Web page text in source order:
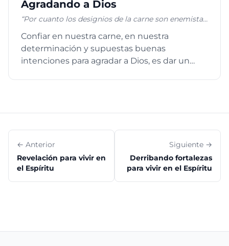
Agradando a Dios
“Por cuanto los designios de la carne son enemistad
tampoco pueden; y los que viven según la carne no
pueden agradar a Dios. Mas vosotros no vivís según
la carne, sino según el Espíritu, si es que el Espíritu
Espíritu de Cristo, no es de él.” ROMANOS 8:7-9
Confiar en nuestra carne, en nuestra
determinación y supuestas buenas
intenciones para agradar a Dios, es dar un
← Anterior
Revelación para vivir en
el Espíritu
Siguiente →
Derribando fortalezas
para vivir en el Espíritu